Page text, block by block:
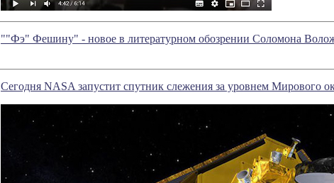
""Фэ" Фешину" - новое в литературном обозрении Соломона
Сегодня NASA запустит спутник слежения за уровнем Мирового